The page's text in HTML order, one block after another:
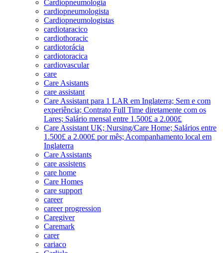
Cardiopneumologia
cardiopneumologista
Cardiopneumologistas
cardiotaracico
cardiothoracic
cardiotorácia
cardiotoracica
cardiovascular
care
Care Asistants
care assistant
Care Assistant para 1 LAR em Inglaterra; Sem e com
experiência; Contrato Full Time diretamente com os
Lares; Salário mensal entre 1.500£ a 2.000£
Care Assistant UK; Nursing/Care Home; Salários entre
1.500£ a 2.000£ por mês; Acompanhamento local em
Inglaterra
Care Assistants
care assistens
care home
Care Homes
care support
career
career progression
Caregiver
Caremark
carer
cariaco